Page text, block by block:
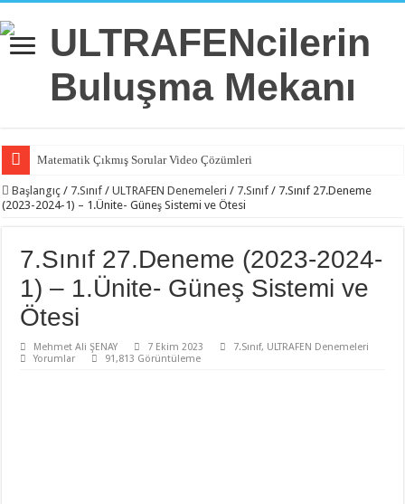
Matematik Çıkmış Sorular Video Çözümleri
Matematik 6.Ünite Örnek Sorular Video Çözümleri
Matematik 4.Ünite Örnek Sorular Video Çözümleri
Matematik 3.Ünite Örnek Sorular Video Çözümleri
Matematik 2.Ünite Örnek Sorular Video Çözümleri
İngilizce 2.Ünite Örnek Sorular Video Çözümleri
Başlangıç / 7.Sınıf / ULTRAFEN Denemeleri / 7.Sınıf / 7.Sınıf 27.Deneme
(2023-2024-1) – 1.Ünite- Güneş Sistemi ve Ötesi
7.Sınıf 27.Deneme (2023-2024-
1) – 1.Ünite- Güneş Sistemi ve
Ötesi
Mehmet Ali ŞENAY 7 Ekim 2023 7.Sınıf, ULTRAFEN Denemeleri
Yorumlar
91,813 Görüntüleme